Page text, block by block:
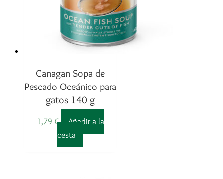
Canagan Sopa de
Pescado Oceánico para
gatos 140 g
1,79 €
Añadir a la
cesta